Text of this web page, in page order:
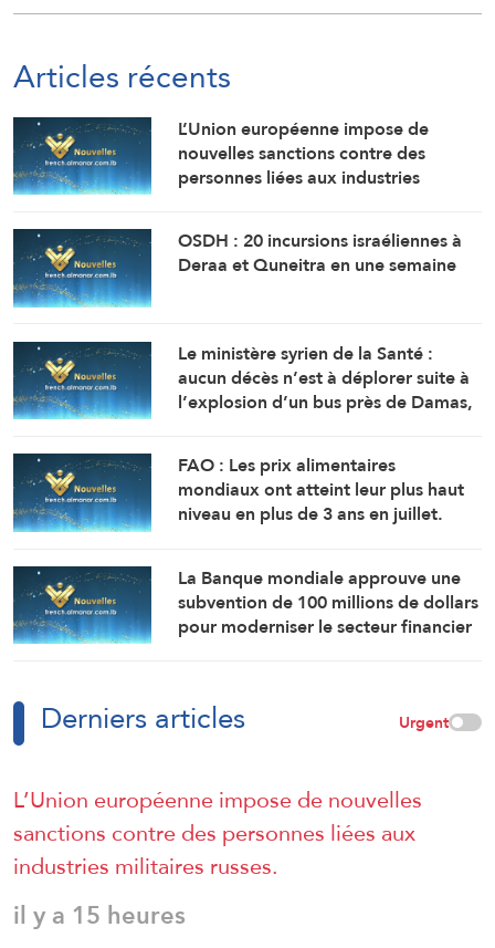
Articles récents
L’Union européenne impose de
nouvelles sanctions contre des
personnes liées aux industries
OSDH : 20 incursions israéliennes à
Deraa et Quneitra en une semaine
Le ministère syrien de la Santé :
aucun décès n’est à déplorer suite à
l’explosion d’un bus près de Damas,
FAO : Les prix alimentaires
mondiaux ont atteint leur plus haut
niveau en plus de 3 ans en juillet.
La Banque mondiale approuve une
subvention de 100 millions de dollars
pour moderniser le secteur financier
Derniers articles Urgent
L’Union européenne impose de nouvelles
sanctions contre des personnes liées aux
industries militaires russes.
il y a 15 heures